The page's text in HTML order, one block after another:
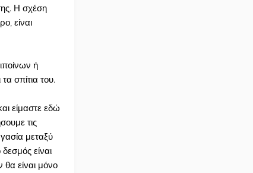
Η σχέση
είναι
ή
σπίτια του.
είμαστε εδώ
τις
μεταξύ
είναι
θα είναι μόνο